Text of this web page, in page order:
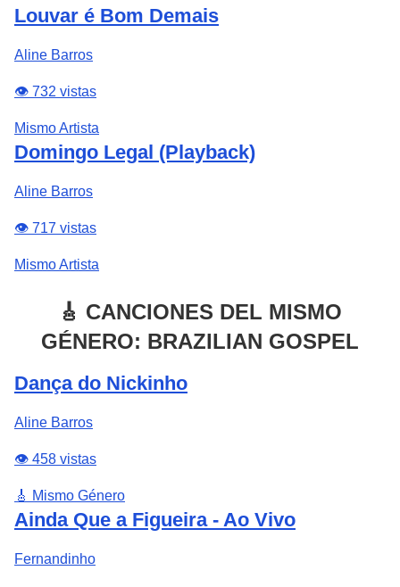
Louvar é Bom Demais
Aline Barros
👁️ 732 vistas
Mismo Artista
Domingo Legal (Playback)
Aline Barros
👁️ 717 vistas
Mismo Artista
🎸 CANCIONES DEL MISMO
GÉNERO: BRAZILIAN GOSPEL
Dança do Nickinho
Aline Barros
👁️ 458 vistas
🎸 Mismo Género
Ainda Que a Figueira - Ao Vivo
Fernandinho